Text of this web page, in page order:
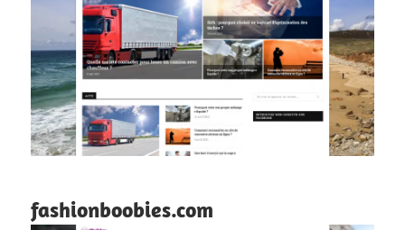
fashionboobies.com